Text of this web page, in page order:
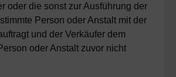
oder die sonst zur Ausführung der
Person oder Anstalt mit der
und der Verkäufer dem
oder Anstalt zuvor nicht